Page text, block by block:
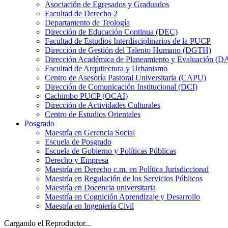
Asociación de Egresados y Graduados
Facultad de Derecho 2
Departamento de Teología
Dirección de Educación Continua (DEC)
Facultad de Estudios Interdisciplinarios de la PUCP
Dirección de Gestión del Talento Humano (DGTH)
Dirección Académica de Planeamiento y Evaluación
Facultad de Arquitectura y Urbanismo
Centro de Asesoría Pastoral Universitaria (CAPU)
Dirección de Comunicación Institucional (DCI)
Cachimbo PUCP (OCAI)
Dirección de Actividades Culturales
Centro de Estudios Orientales
Posgrado
Maestría en Gerencia Social
Escuela de Posgrado
Escuela de Gobierno y Políticas Públicas
Derecho y Empresa
Maestría en Derecho c.m. en Política Jurisdiccional
Maestría en Regulación de los Servicios Públicos
Maestría en Docencia universitaria
Maestría en Cognición Aprendizaje y Desarrollo
Maestría en Ingeniería Civil
Cargando el Reproductor...